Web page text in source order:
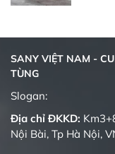
SANY VIỆT NAM -
TÙNG
Slogan:
Địa chỉ ĐKKD:
Nội Bài, Tp Hà Nội,